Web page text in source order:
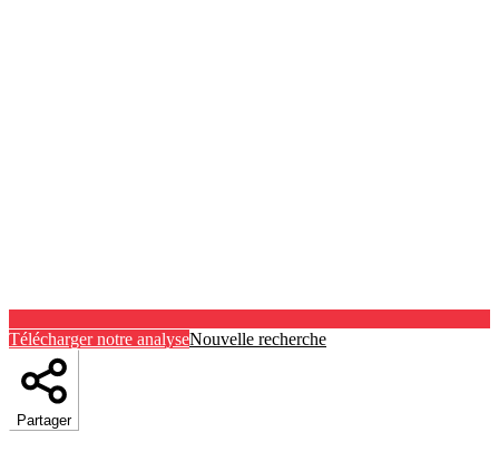
Télécharger notre analyseNouvelle recherche
Partager